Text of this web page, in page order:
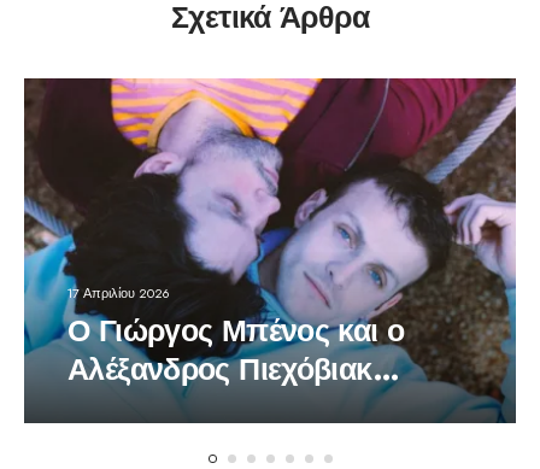
Σχετικά Άρθρα
17 Απριλίου 2026
Ο Γιώργος Μπένος και ο
Αλέξανδρος Πιεχόβιακ
πρωταγωνιστές στο
πολυβραβευμένο έργο